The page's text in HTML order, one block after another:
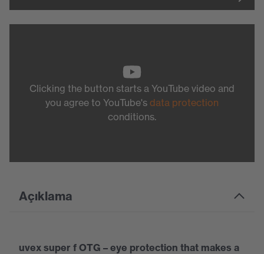
Clicking the button starts a YouTube video and
you agree to YouTube's data protection
conditions.
Açıklama
uvex super f OTG – eye protection that makes a